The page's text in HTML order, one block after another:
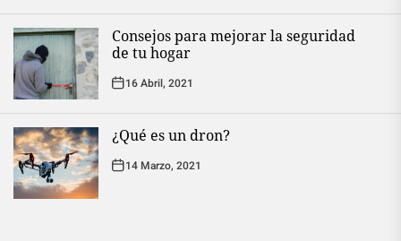
Consejos para mejorar la seguridad
de tu hogar
16 Abril, 2021
¿Qué es un dron?
14 Marzo, 2021